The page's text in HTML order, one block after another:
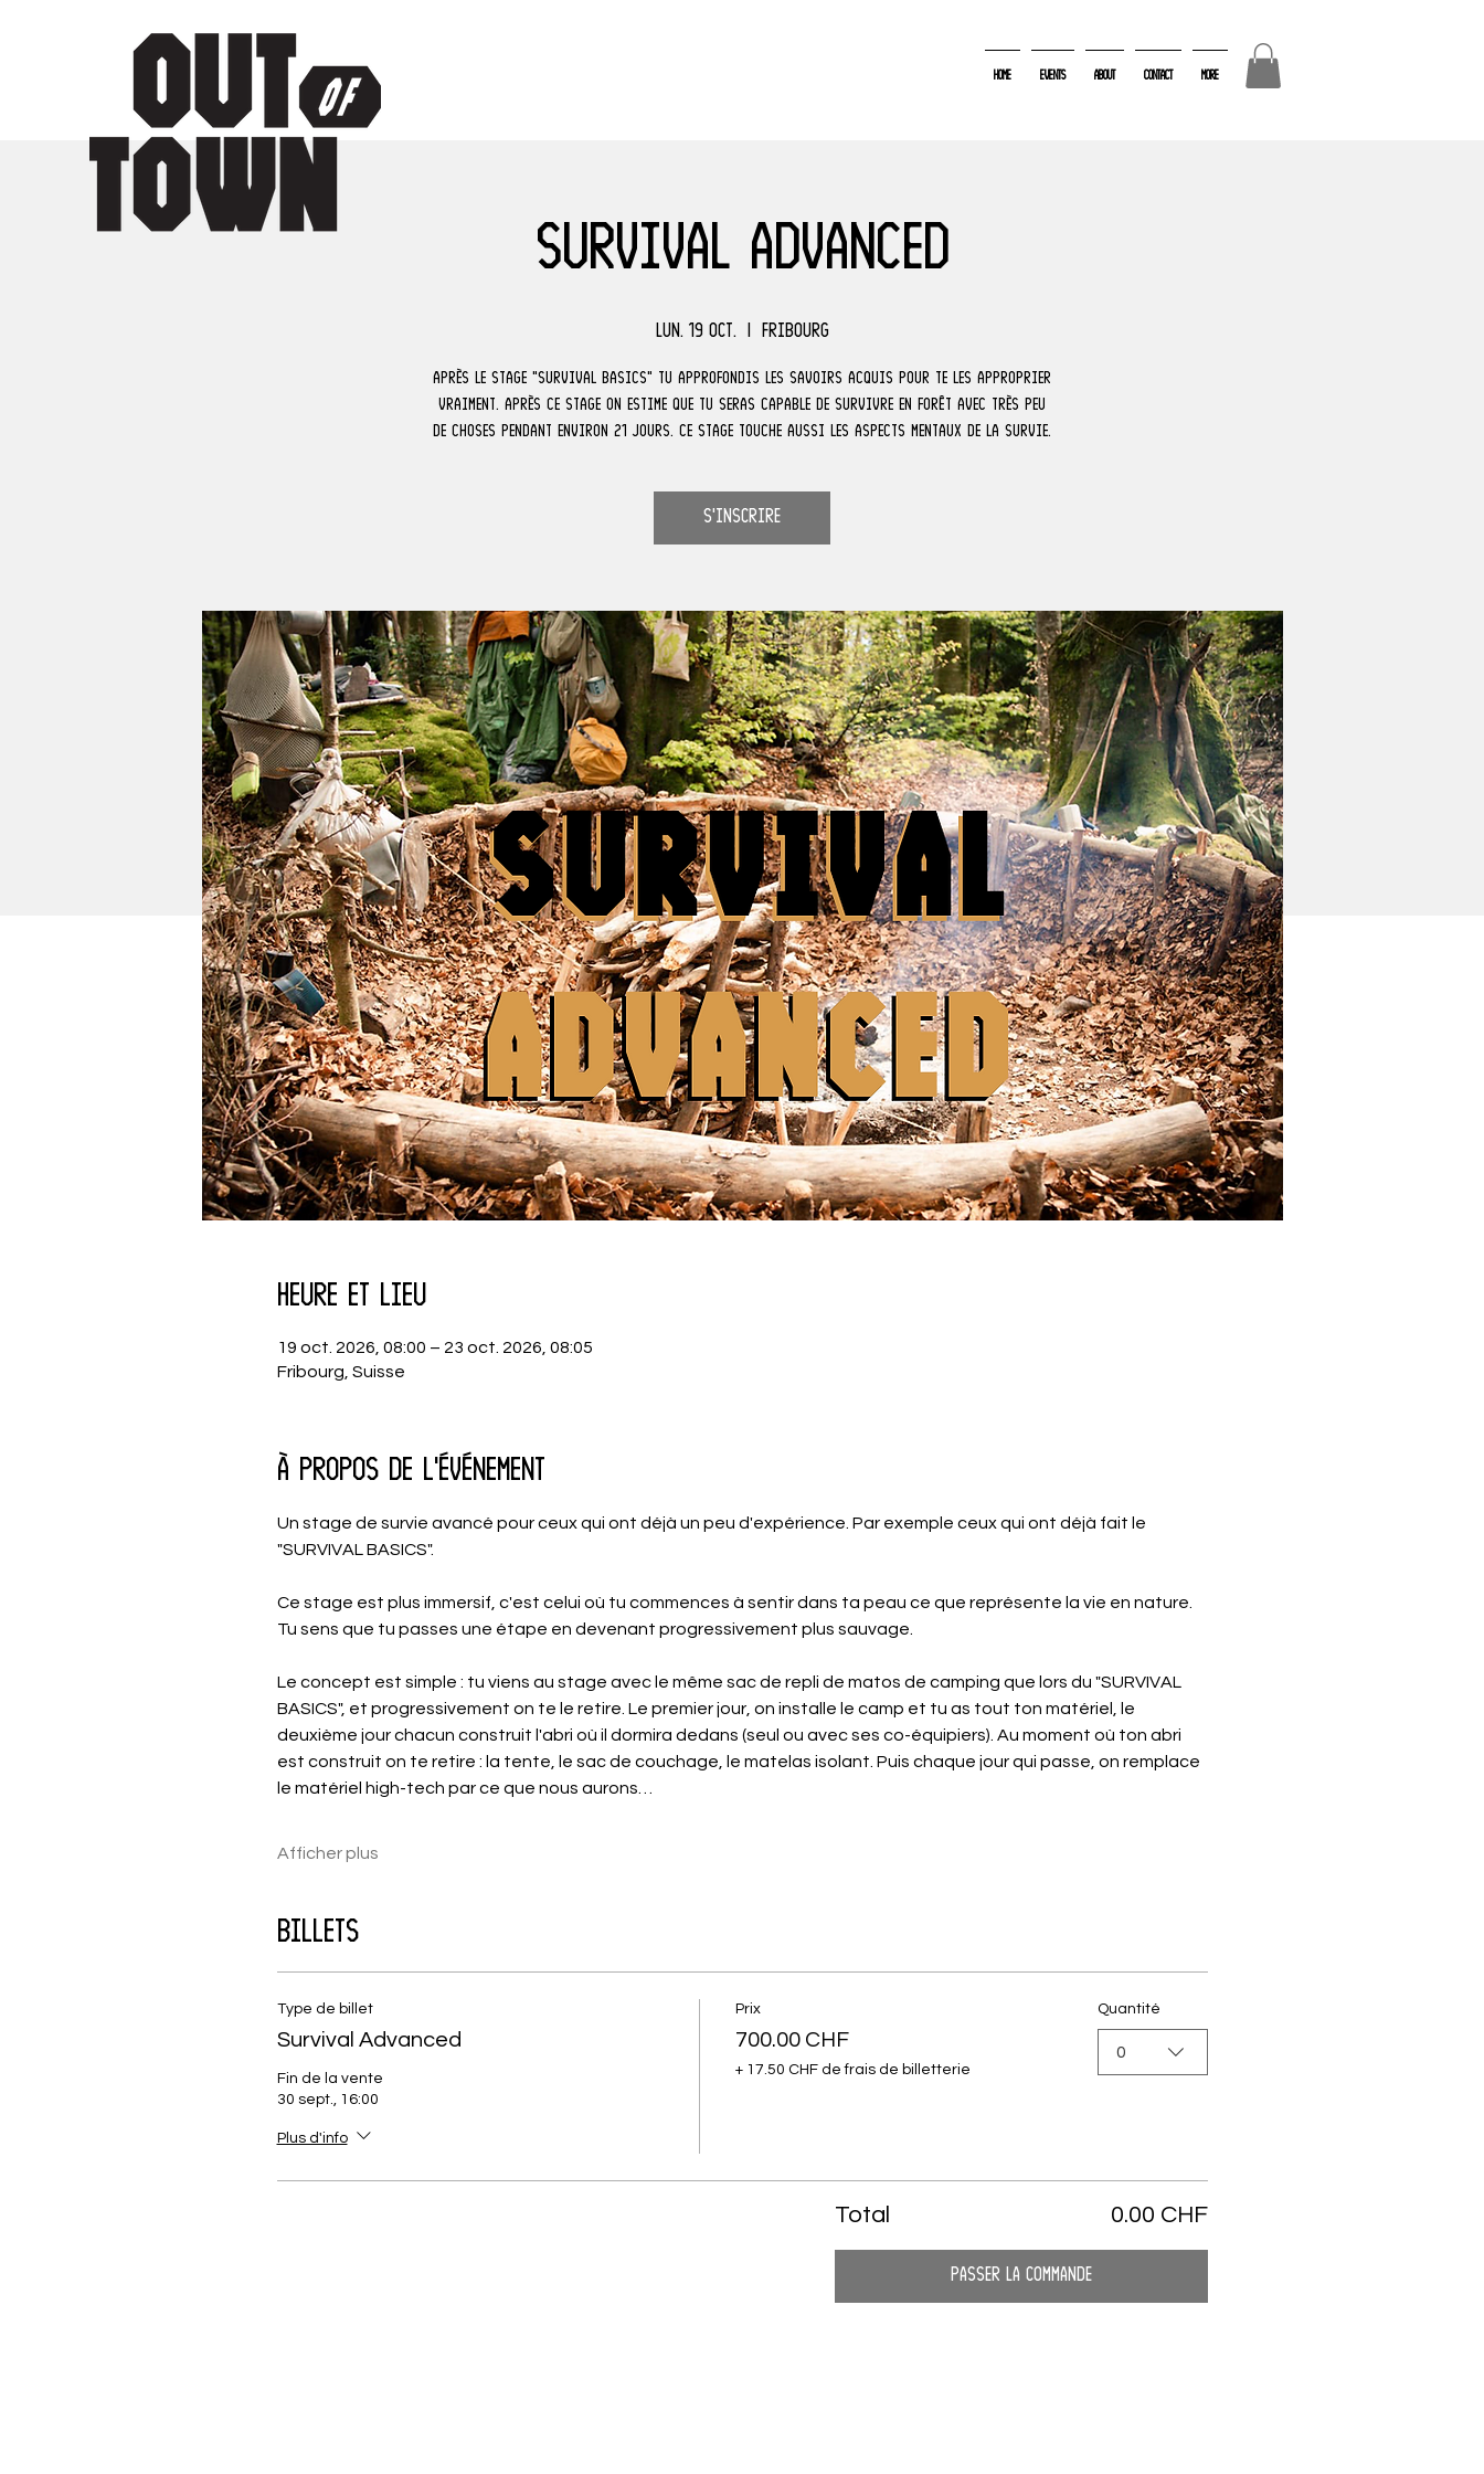
Home Events About Contact More
Survival Advanced
lun. 19 oct.
  |
Fribourg
Après le stage "survival basics" tu approfondis les savoirs acquis pour te les approprier
vraiment. Après ce stage on estime que tu seras capable de survivre en forêt avec très peu
de choses pendant environ 21 jours. Ce stage touche aussi les aspects mentaux de la survie.
S'inscrire
Heure et lieu
19 oct. 2026, 08:00 – 23 oct. 2026, 08:05
Fribourg, Suisse
À propos de l'événement
Un stage de survie avancé pour ceux qui ont déjà un peu d'expérience. Par exemple ceux qui ont déjà fait le
"SURVIVAL BASICS".
Ce stage est plus immersif, c'est celui où tu commences à sentir dans ta peau ce que représente la vie en nature.
Tu sens que tu passes une étape en devenant progressivement plus sauvage.
Le concept est simple : tu viens au stage avec le même sac de repli de matos de camping que lors du "SURVIVAL
BASICS", et progressivement on te le retire. Le premier jour, on installe le camp et tu as tout ton matériel, le
deuxième jour chacun construit l'abri où il dormira dedans (seul ou avec ses co-équipiers). Au moment où ton abri
est construit on te retire : la tente, le sac de couchage, le matelas isolant. Puis chaque jour qui passe, on remplace
le matériel high-tech par ce que nous aurons…
Afficher plus
Billets
Type de billet
Survival Advanced
Fin de la vente
30 sept., 16:00
Plus d'info
Prix
700.00 CHF
+ 17.50 CHF de frais de billetterie
Quantité
0
Total 0.00 CHF
Passer la commande